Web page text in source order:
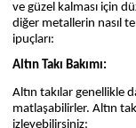
ve güzel kalması için
diğer metallerin nasıl
ipuçları:
Altın Takı Bakımı:
Altın takılar genellikle
matlaşabilirler. Altın
izleyebilirsiniz: